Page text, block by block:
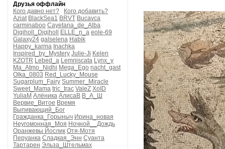
Друзья оффлайн
Кого давно нет?
Кого добавить?
Aziat BlackSea1 BRVT Bucavca
carminaboo Cayetana_de_Alba
Digiholl_Digiholl
ELLE_n_a eole-69
Galaxy24 galselena Habik
Happy_karma Inachka
Inspired_by_Mystery Julie-Ji Kelen
KZOTR Lebed_a Lemniscata Lynx_y
Ma_Atmo_Nidhi Mega_Ego nacht_gast
Olka_0803 Red_Lucky_Mouse
Sugarplum_Fairy Summer_Miracle
Sweet_Mama tric_trac ValeZ XoID
YuliaM Алёника АлисаВ В_А_Ш
Вервие_Витое Время
Выпивающий_Бог
Гражданка_Горыныч Ирина_новая
Неугомонная_Моя Ночной__Дождь
Оранжевы Йослик Отя-Мотя
Перуанка Сладкая_Энн Суанта
Тартарен Эльза_Штельмах